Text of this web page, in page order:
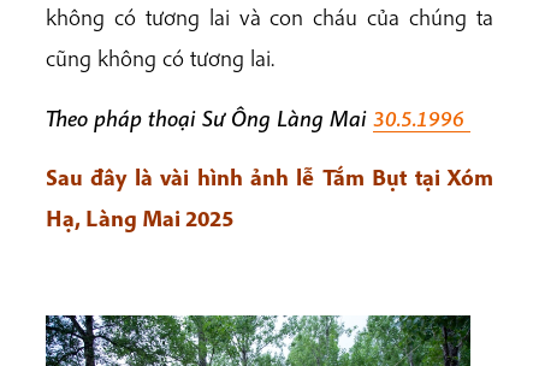
không có tương lai và con cháu của chúng ta
cũng không có tương lai.
Theo pháp thoại Sư Ông Làng Mai 30.5.1996
Sau đây là vài hình ảnh lễ Tắm Bụt tại Xóm
Hạ, Làng Mai 2025